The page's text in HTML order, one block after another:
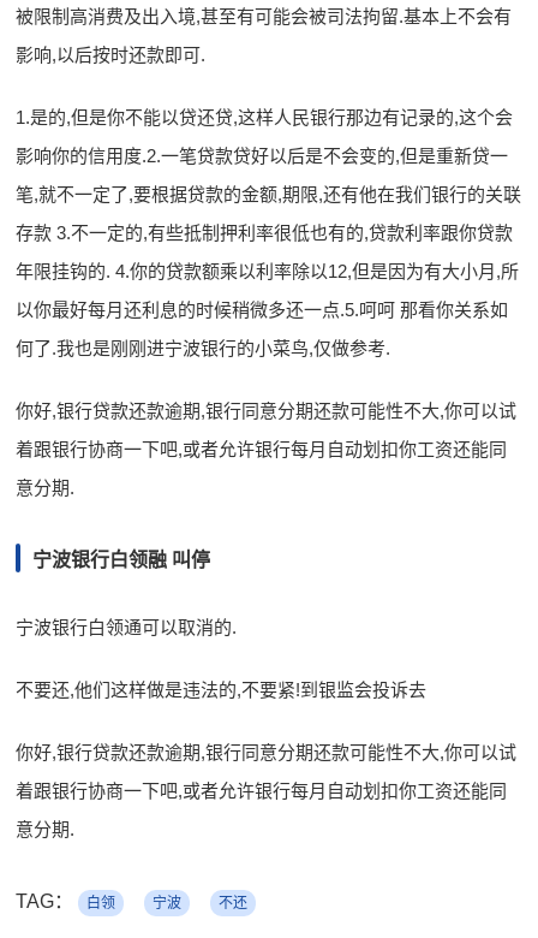
被限制高消费及出入境,甚至有可能会被司法拘留.基本上不会有
影响,以后按时还款即可.
1.是的,但是你不能以贷还贷,这样人民银行那边有记录的,这个会
影响你的信用度.2.一笔贷款贷好以后是不会变的,但是重新贷一
笔,就不一定了,要根据贷款的金额,期限,还有他在我们银行的关联
存款 3.不一定的,有些抵制押利率很低也有的,贷款利率跟你贷款
年限挂钩的. 4.你的贷款额乘以利率除以12,但是因为有大小月,所
以你最好每月还利息的时候稍微多还一点.5.呵呵 那看你关系如
何了.我也是刚刚进宁波银行的小菜鸟,仅做参考.
你好,银行贷款还款逾期,银行同意分期还款可能性不大,你可以试
着跟银行协商一下吧,或者允许银行每月自动划扣你工资还能同
意分期.
宁波银行白领融 叫停
宁波银行白领通可以取消的.
不要还,他们这样做是违法的,不要紧!到银监会投诉去
你好,银行贷款还款逾期,银行同意分期还款可能性不大,你可以试
着跟银行协商一下吧,或者允许银行每月自动划扣你工资还能同
意分期.
TAG： 白领 宁波 不还